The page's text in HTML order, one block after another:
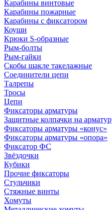
Карабины винтовые
Карабины пожарные
Карабины с фиксатором
Коуши
Крюки S-образные
Рым-болты
Рым-гайки
Скобы шакле такелажные
Соединители цепи
Талрепы
Тросы
Цепи
Фиксаторы арматуры
Защитные колпачки на
Фиксаторы арматуры «конус»
Фиксаторы арматуры «опора»
Фиксатор ФС
Звёздочки
Кубики
Прочие фиксаторы
Стульчики
Стяжные винты
Хомуты